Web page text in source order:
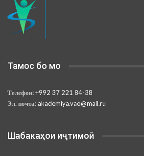
Тамос бо мо
Телефон:+992 37 221 84-38
Эл. почта: akademiya.vao@mail.ru
Шабакаҳои иҷтимоӣ